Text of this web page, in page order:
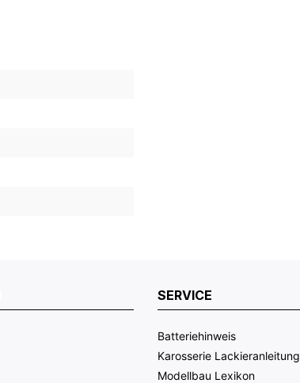
SERVICE
Batteriehinweis
Karosserie Lackieranleitung
Modellbau Lexikon